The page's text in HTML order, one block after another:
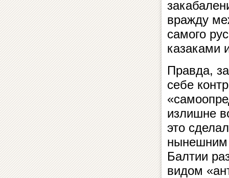
вражду
самого
казаками
Правда,
себе
излишне
это
нынешним
Балтии
видом